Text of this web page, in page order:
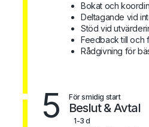
Bokat och
Deltagande vid
Stöd vid
Feedback till och
Rådgivning för
5 För smidig start
Beslut & Avtal
1-3 d